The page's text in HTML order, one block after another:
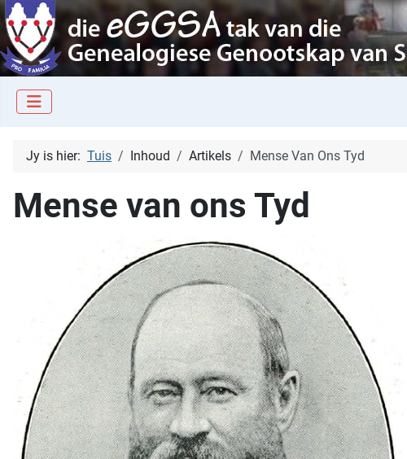
Jy is hier: Tuis Inhoud Artikels Mense Van Ons Tyd
Mense van ons Tyd